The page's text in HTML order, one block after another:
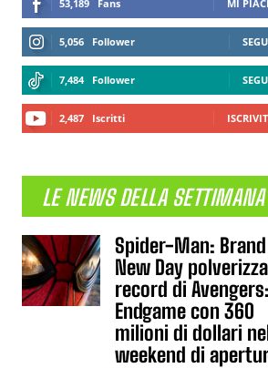
53,189 Fans MI
5,056 Follower
7,484 Follower
2,487 Iscritti
LE NEWS DELLA SETTIMANA
Spider-Man: Brand
New Day
record di Avengers:
Endgame con 360
milioni di dollari
weekend di